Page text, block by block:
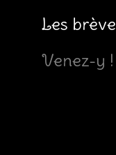
Les
Venez-y !